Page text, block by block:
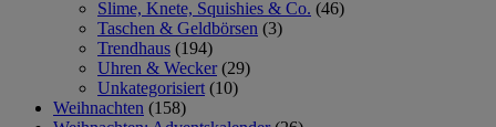
Slime, Knete, Squishies & Co. (46)
Taschen & Geldbörsen (3)
Trendhaus (194)
Uhren & Wecker (29)
Unkategorisiert (10)
Weihnachten (158)